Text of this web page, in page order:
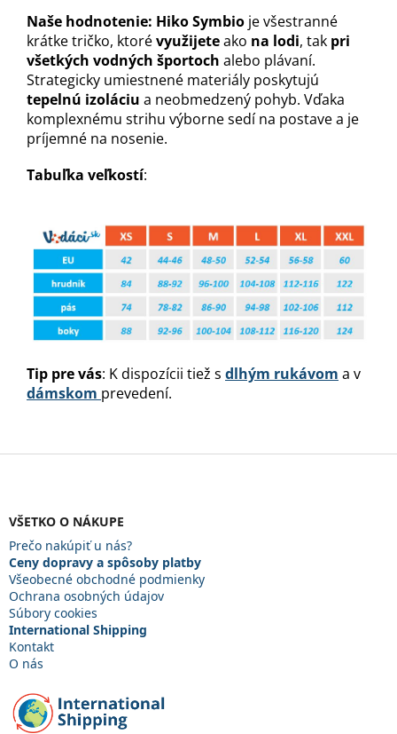
Naše hodnotenie: Hiko Symbio je všestranné
krátke tričko, ktorévyužijeteako na lodi, tak pri
všetkých vodných športoch alebo plávaní.
Strategicky umiestnené materiály poskytujú
tepelnú izoláciu a neobmedzený pohyb. Vďaka
komplexnému strihu výborne sedí na postave a je
príjemné na nosenie.
Tabuľka veľkostí:
Tip pre vás: K dispozícii tiež s dlhým rukávom a v
dámskom prevedení.
Z
VŠETKO O NÁKUPE
Prečo nakúpiť u nás?
Ceny dopravy a spôsoby platby
Všeobecné obchodné podmienky
Ochrana osobných údajov
Súbory cookies
International Shipping
Kontakt
O nás